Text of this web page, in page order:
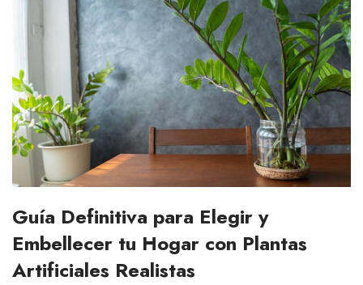
Guía Definitiva para Elegir y
Embellecer tu Hogar con Plantas
Artificiales Realistas